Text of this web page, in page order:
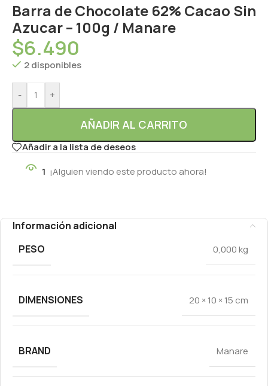
Barra de Chocolate 62% Cacao Sin
Azucar – 100g / Manare
$6.490
2 disponibles
- +
AÑADIR AL CARRITO
Añadir a la lista de deseos
1 ¡Alguien viendo este producto ahora!
Información adicional
PESO
0,000 kg
DIMENSIONES 20 × 10 × 15 cm
BRAND Manare